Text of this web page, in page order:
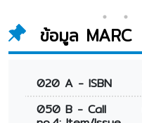
ข้อมูล MARC
020 A - ISBN
050 B - Call